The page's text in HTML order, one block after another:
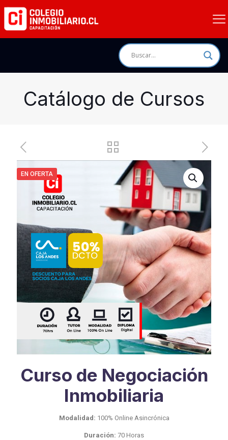
Catálogo de Cursos
EN OFERTA
Curso de Negociación
Inmobiliaria
Modalidad: 100% Online Asincrónica
Duración: 70 Horas